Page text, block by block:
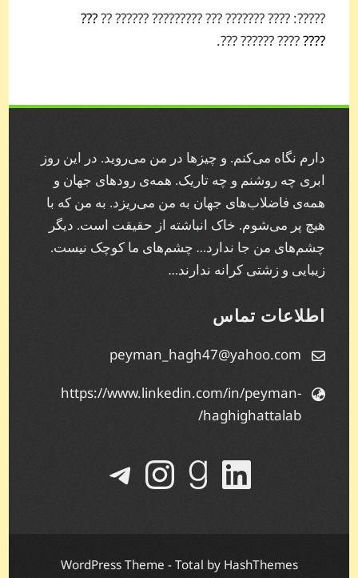
?????: ???? ??????? ??? ????????? ?????? ??
???
????
???? ?????? ???.
دارم نگاه می‌کنم. و چیز‌ها در من می‌روید. در این روز
ابری چه روشنم و چه تاریک. همه‌ی رودهای جهان و
همه‌ی فاضلاب‌های جهان به من می‌ریزد. به من که با
هیچ پر می‌شوم. خاک انباشته از حقیقت است. دیگر
چشم‌های من جا ندارد… چشم‌های ما کوچک نیست.
زیبایی و زشتی کرانه ندارند…
اطلاعات تماس
peyman_hagh47@yahoo.com
https://www.linkedin.com/in/peyman-
haghighattalab/
لینکداین
گودریدز
اینستاگرم
تلگرام
WordPress Theme - Totalby HashThemes